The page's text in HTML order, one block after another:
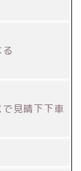
見晴下下車